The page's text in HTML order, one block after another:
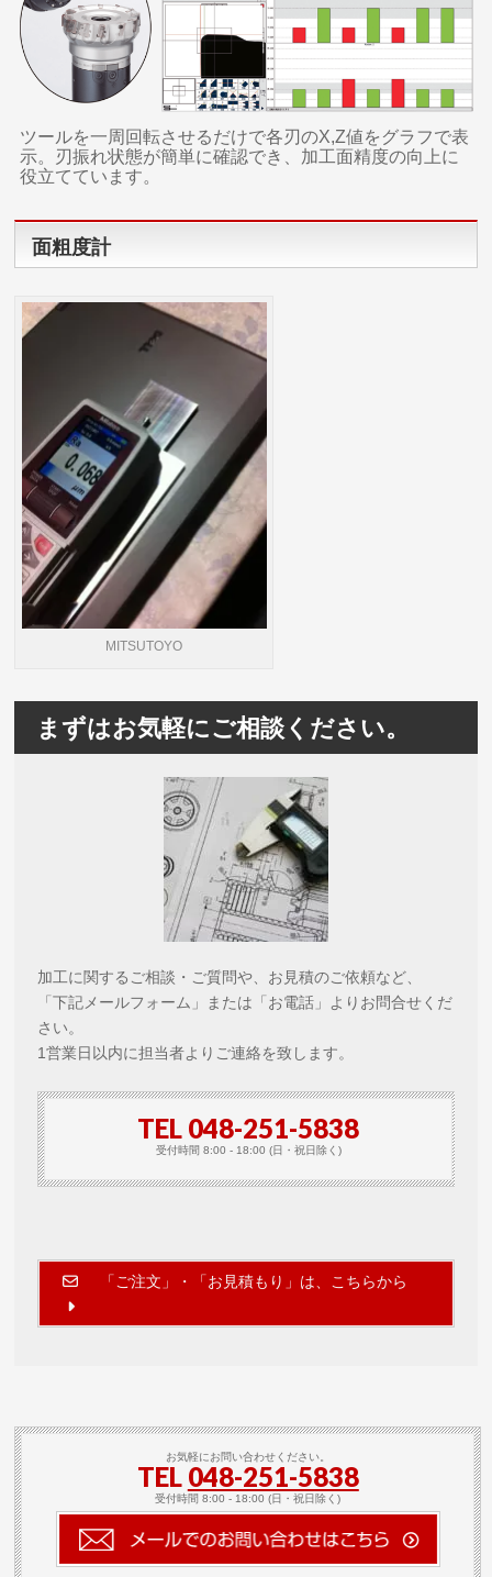
ツールを一周回転させるだけで各刃のX,Z値をグラフで表
示。刃振れ状態が簡単に確認でき、加工面精度の向上に
役立てています。
面粗度計
MITSUTOYO
まずはお気軽にご相談ください。
加工に関するご相談・ご質問や、お見積のご依頼など、
「下記メールフォーム」または「お電話」よりお問合せくだ
さい。
1営業日以内に担当者よりご連絡を致します。
TEL 048-251-5838
受付時間 8:00 - 18:00 (日・祝日除く)
「ご注文」・「お見積もり」は、こちらから
お気軽にお問い合わせください。
TEL 048-251-5838
受付時間 8:00 - 18:00 (日・祝日除く)